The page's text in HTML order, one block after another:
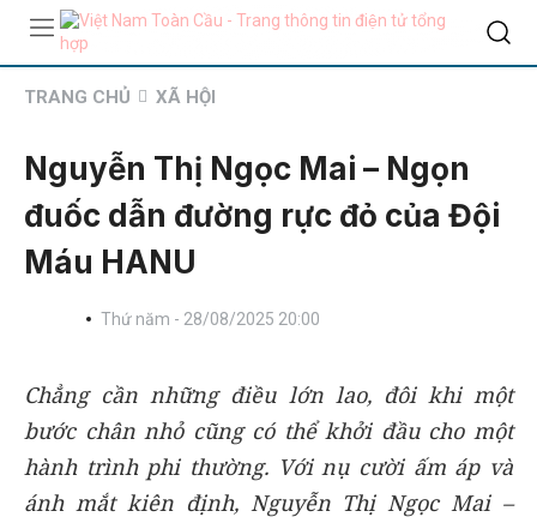
TRANG CHỦ XÃ HỘI
Nguyễn Thị Ngọc Mai – Ngọn
đuốc dẫn đường rực đỏ của Đội
Máu HANU
Thứ năm - 28/08/2025 20:00
Chẳng cần những điều lớn lao, đôi khi một
bước chân nhỏ cũng có thể khởi đầu cho một
hành trình phi thường. Với nụ cười ấm áp và
ánh mắt kiên định, Nguyễn Thị Ngọc Mai –